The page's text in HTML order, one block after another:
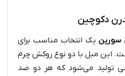
دکوچین
سورین یک انتخاب مناسب برای
این مبل با دو نوع روکش چرم
تولید می‌شود که هر دو ضد